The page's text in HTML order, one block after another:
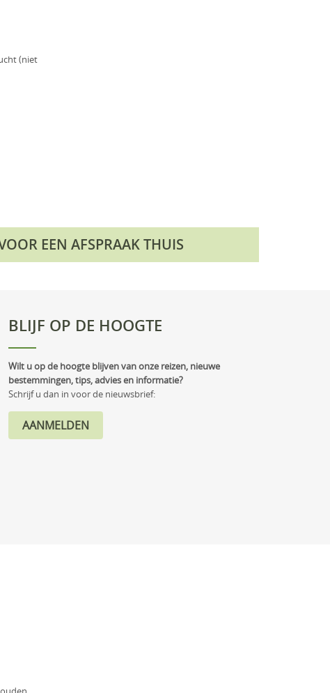
(niet
EEN AFSPRAAK THUIS
BLIJF OP DE HOOGTE
Wilt u op de hoogte blijven van onze reizen, nieuwe
bestemmingen, tips, advies en informatie?
Schrijf u dan in voor de nieuwsbrief: